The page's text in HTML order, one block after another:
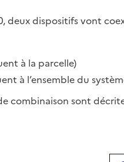
deux dispositifs vont
à la parcelle)
à l’ensemble du
combinaison sont